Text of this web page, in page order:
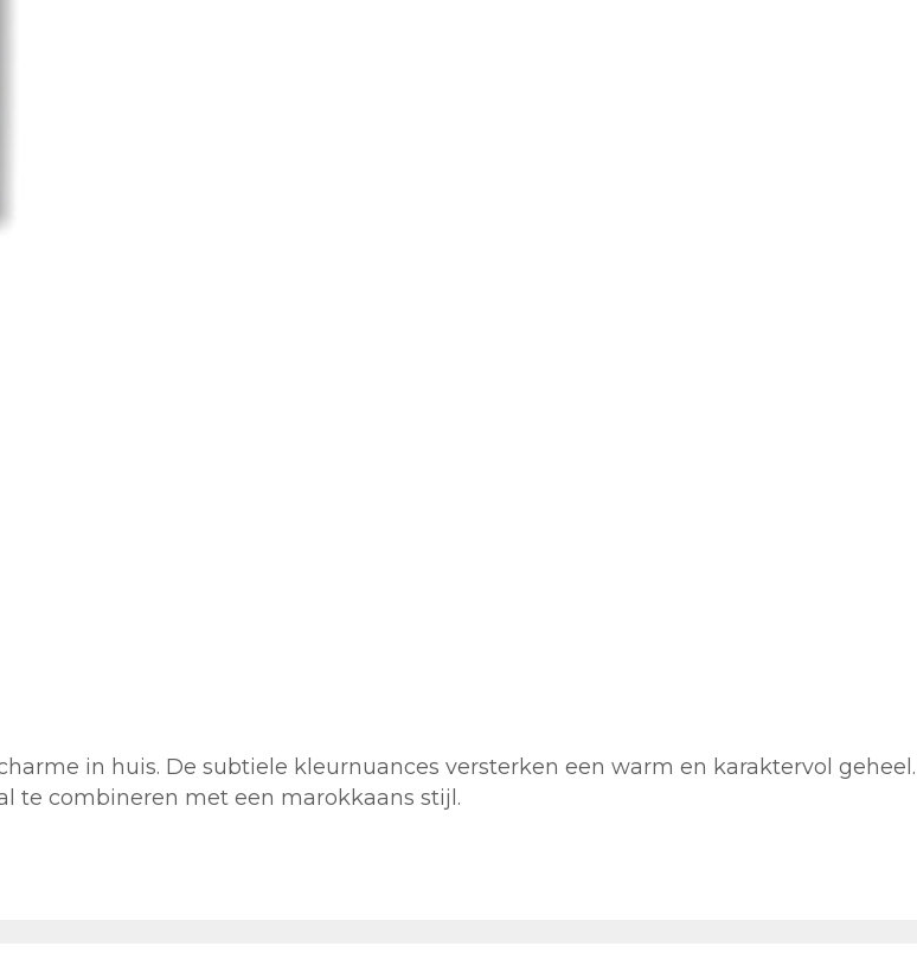
in huis. De subtiele kleurnuances versterken een warm en karaktervol geheel.
te combineren met een marokkaans stijl.